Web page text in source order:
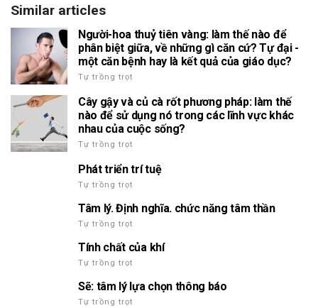
Similar articles
Người-hoa thuỷ tiên vàng: làm thế nào để
phân biệt giữa, về những gì căn cứ? Tự đại -
một căn bệnh hay là kết quả của giáo dục?
Tự trồng trọt
Cây gậy và củ cà rốt phương pháp: làm thế
nào để sử dụng nó trong các lĩnh vực khác
nhau của cuộc sống?
Tự trồng trọt
Phát triển trí tuệ
Tự trồng trọt
Tâm lý. Định nghĩa. chức năng tâm thần
Tự trồng trọt
Tính chất của khí
Tự trồng trọt
Sẽ: tâm lý lựa chọn thông báo
Tự trồng trọt